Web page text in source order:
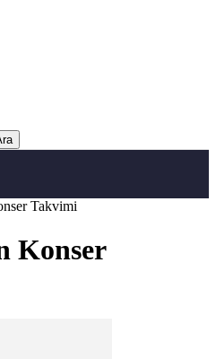
Takvimi
Konser